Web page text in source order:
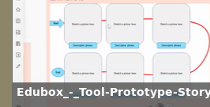
Edubox_-_Tool-Prototype-